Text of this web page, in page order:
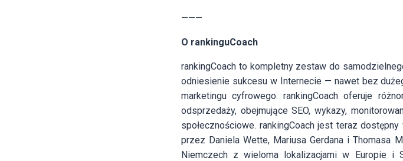
———
O rankinguCoach
rankingCoach to kompletny zestaw do
odniesienie sukcesu w Internecie — nawet bez
marketingu cyfrowego. rankingCoach oferuje
odsprzedaży, obejmujące SEO, wykazy,
społecznościowe. rankingCoach jest teraz
przez Daniela Wette, Mariusa Gerdana i Thomasa
Niemczech z wieloma lokalizacjami w Europie i